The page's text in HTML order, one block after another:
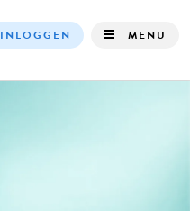
INLOGGEN MENU